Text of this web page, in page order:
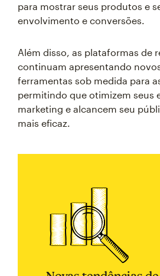
para mostrar seus produtos e
envolvimento e conversões.
Além disso, as plataformas de
continuam apresentando
ferramentas sob medida para
permitindo que otimizem seus
marketing e alcancem seu
mais eficaz.